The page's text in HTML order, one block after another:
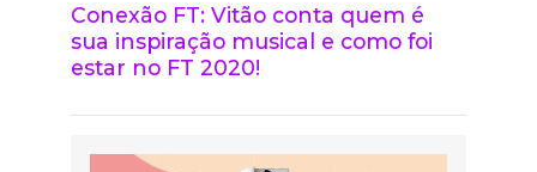
Conexão FT: Vitão conta quem é
sua inspiração musical e como foi
estar no FT 2020!